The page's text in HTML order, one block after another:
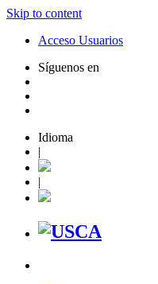
Skip to content
Acceso Usuarios
Síguenos en
Idioma
|
|